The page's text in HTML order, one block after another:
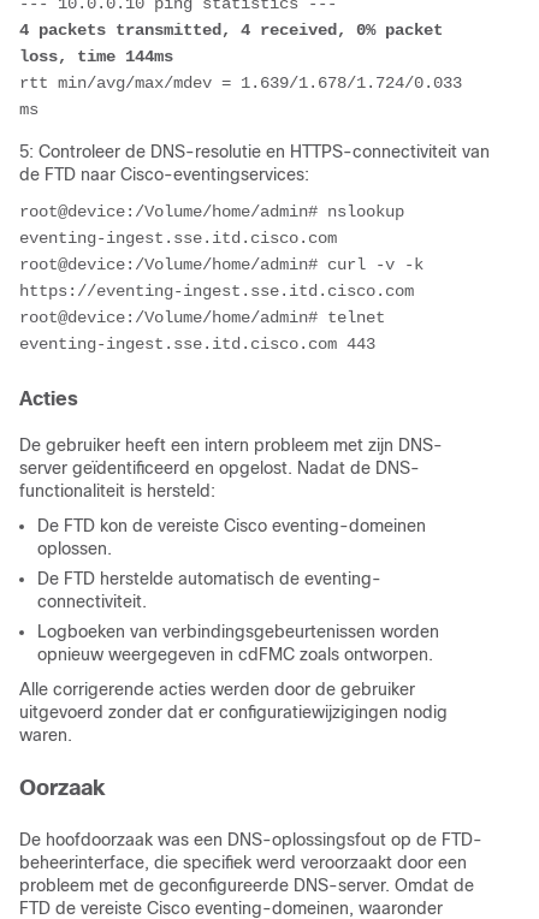
4 packets transmitted, 4 received, 0% packet
loss, time 144ms
rtt min/avg/max/mdev = 1.639/1.678/1.724/0.033
ms
5: Controleer de DNS-resolutie en HTTPS-connectiviteit van
de FTD naar Cisco-eventingservices:
root@device:/Volume/home/admin# nslookup
eventing-ingest.sse.itd.cisco.com
root@device:/Volume/home/admin# curl -v -k
https://eventing-ingest.sse.itd.cisco.com
root@device:/Volume/home/admin# telnet
eventing-ingest.sse.itd.cisco.com 443
Acties
De gebruiker heeft een intern probleem met zijn DNS-
server geïdentificeerd en opgelost. Nadat de DNS-
functionaliteit is hersteld:
De FTD kon de vereiste Cisco eventing-domeinen
oplossen.
De FTD herstelde automatisch de eventing-
connectiviteit.
Logboeken van verbindingsgebeurtenissen worden
opnieuw weergegeven in cdFMC zoals ontworpen.
Alle corrigerende acties werden door de gebruiker
uitgevoerd zonder dat er configuratiewijzigingen nodig
waren.
Oorzaak
De hoofdoorzaak was een DNS-oplossingsfout op de FTD-
beheerinterface, die specifiek werd veroorzaakt door een
probleem met de geconfigureerde DNS-server. Omdat de
FTD de vereiste Cisco eventing-domeinen, waaronder